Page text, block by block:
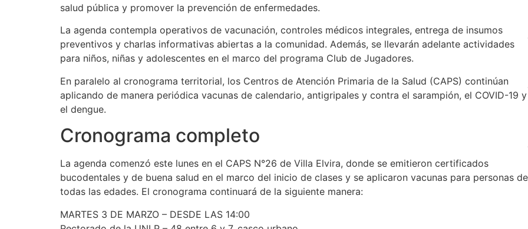
salud pública y promover la prevención de enfermedades.
La agenda contempla operativos de vacunación, controles médicos integrales, entrega de insumos
preventivos y charlas informativas abiertas a la comunidad. Además, se llevarán adelante actividades
para niños, niñas y adolescentes en el marco del programa Club de Jugadores.
En paralelo al cronograma territorial, los Centros de Atención Primaria de la Salud (CAPS) continúan
aplicando de manera periódica vacunas de calendario, antigripales y contra el sarampión, el COVID-19 y
el dengue.
Cronograma completo
La agenda comenzó este lunes en el CAPS N°26 de Villa Elvira, donde se emitieron certificados
bucodentales y de buena salud en el marco del inicio de clases y se aplicaron vacunas para personas de
todas las edades. El cronograma continuará de la siguiente manera:
MARTES 3 DE MARZO – DESDE LAS 14:00